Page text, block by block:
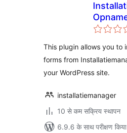
This plugin allows you to
forms from
your WordPress site.
installatiemanager
10 से कम सक्रिय स्थापन
6.9.6 के साथ परीक्षण किया